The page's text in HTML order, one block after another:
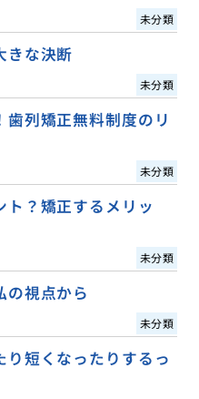
未分類
きな決断
未分類
列矯正無料制度のリ
未分類
ト？矯正するメリッ
未分類
の視点から
未分類
短くなったりするっ